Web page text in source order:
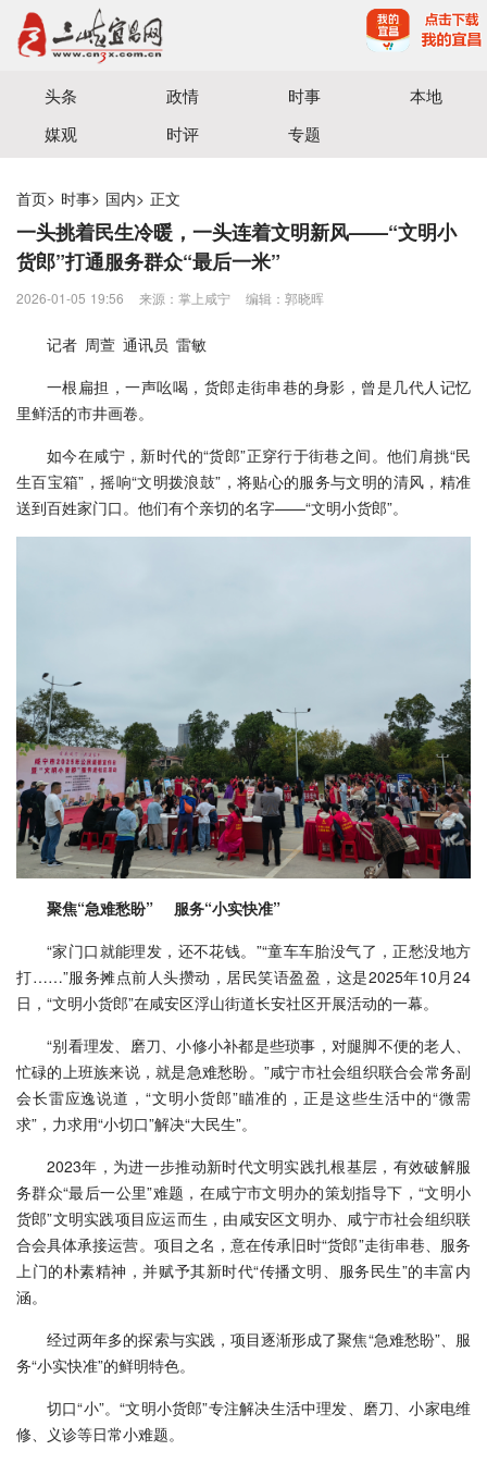
宜昌三峡融媒体中心主办
头条 政情 时事
本地
媒观
时评 专题
首页> 时事> 国内> 正文
一头挑着民生冷暖，一头连着文明新风——“文明小
货郎”打通服务群众“最后一米”
2026-01-05 19:56 来源：掌上咸宁 编辑：郭晓晖
记者 周萱 通讯员 雷敏
一根扁担，一声吆喝，货郎走街串巷的身影，曾是几代人记忆
里鲜活的市井画卷。
如今在咸宁，新时代的“货郎”正穿行于街巷之间。他们肩挑“民
生百宝箱”，摇响“文明拨浪鼓”，将贴心的服务与文明的清风，精准
送到百姓家门口。他们有个亲切的名字——“文明小货郎”。
聚焦“急难愁盼” 服务“小实快准”
“家门口就能理发，还不花钱。”“童车车胎没气了，正愁没地方
打……”服务摊点前人头攒动，居民笑语盈盈，这是2025年10月24
日，“文明小货郎”在咸安区浮山街道长安社区开展活动的一幕。
“别看理发、磨刀、小修小补都是些琐事，对腿脚不便的老人、
忙碌的上班族来说，就是急难愁盼。”咸宁市社会组织联合会常务副
会长雷应逸说道，“文明小货郎”瞄准的，正是这些生活中的“微需
求”，力求用“小切口”解决“大民生”。
2023年，为进一步推动新时代文明实践扎根基层，有效破解服
务群众“最后一公里”难题，在咸宁市文明办的策划指导下，“文明小
货郎”文明实践项目应运而生，由咸安区文明办、咸宁市社会组织联
合会具体承接运营。项目之名，意在传承旧时“货郎”走街串巷、服务
上门的朴素精神，并赋予其新时代“传播文明、服务民生”的丰富内
涵。
经过两年多的探索与实践，项目逐渐形成了聚焦“急难愁盼”、服
务“小实快准”的鲜明特色。
切口“小”。“文明小货郎”专注解决生活中理发、磨刀、小家电维
修、义诊等日常小难题。